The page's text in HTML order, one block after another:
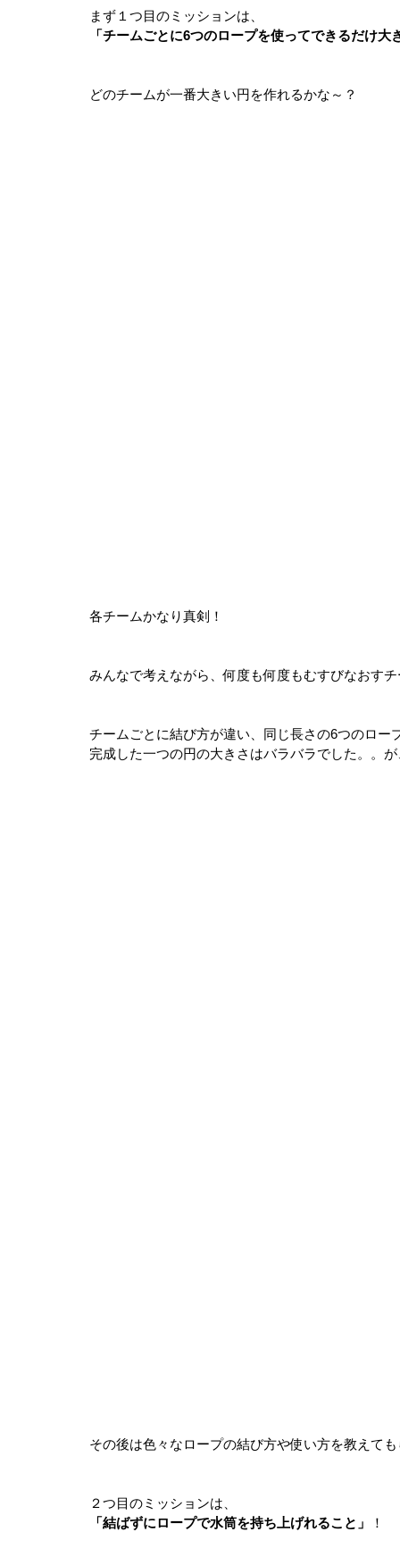
まず１つ目のミッションは、
「チームごとに6つのロープを使ってできるだけ大
どのチームが一番大きい円を作れるかな～？
各チームかなり真剣！
みんなで考えながら、何度も何度もむすびなおす
チームごとに結び方が違い、同じ長さの6つのロー
完成した一つの円の大きさはバラバラでした。。
その後は色々なロープの結び方や使い方を教えて
２つ目のミッションは、
「結ばずにロープで水筒を持ち上げれること」
！